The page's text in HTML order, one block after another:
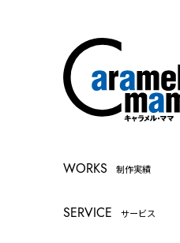
WORKS 制作実績
SERVICE サービス